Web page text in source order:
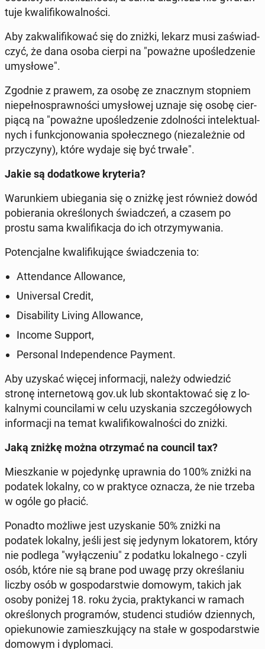
tu­je kwa­li­fi­ko­wal­no­ści.
Aby za­kwa­li­fi­ko­wać się do zniżki, lekarz musi za­świad­
czyć, że dana osoba cierpi na "poważne upo­śle­dze­nie
umy­sło­we".
Zgodnie z prawem, za osobę ze znacz­nym stop­niem
nie­peł­no­spraw­no­ści umy­sło­wej uznaje się osobę cier­
pią­cą na "poważne upo­śle­dze­nie zdol­no­ści in­te­lek­tu­al­
nych i funk­cjo­no­wa­nia spo­łecz­ne­go (nie­za­leż­nie od
przy­czy­ny), które wydaje się być trwałe".
Jakie są do­dat­ko­we kry­te­ria?
Wa­run­kiem ubie­ga­nia się o zniżkę jest również dowód
po­bie­ra­nia okre­ślo­nych świad­czeń, a czasem po
prostu sama kwa­li­fi­ka­cja do ich otrzy­my­wa­nia.
Po­ten­cjal­ne kwa­li­fi­ku­ją­ce świad­cze­nia to:
At­ten­dan­ce Al­lo­wan­ce,
Uni­ver­sal Credit,
Di­sa­bi­li­ty Living Al­lo­wan­ce,
Income Support,
Per­so­nal In­de­pen­den­ce Payment.
Aby uzyskać więcej in­for­ma­cji, należy od­wie­dzić
stronę in­ter­ne­to­wą gov.uk lub skon­tak­to­wać się z lo­
kal­ny­mi co­un­ci­la­mi w celu uzy­ska­nia szcze­gó­ło­wych
in­for­ma­cji na temat kwa­li­fi­ko­wal­no­ści do zniżki.
Jaką zniżkę można otrzy­mać na council tax?
Miesz­ka­nie w po­je­dyn­kę upraw­nia do 100% zniżki na
podatek lokalny, co w prak­ty­ce oznacza, że nie trzeba
w ogóle go płacić.
Ponadto możliwe jest uzy­ska­nie 50% zniżki na
podatek lokalny, jeśli jest się jedynym lo­ka­to­rem, który
nie podlega "wy­łą­cze­niu" z podatku lo­kal­ne­go - czyli
osób, które nie są brane pod uwagę przy okre­śla­niu
liczby osób w go­spo­dar­stwie domowym, takich jak
osoby poniżej 18. roku życia, prak­ty­kan­ci w ramach
okre­ślo­nych pro­gra­mów, stu­den­ci studiów dzien­nych,
opie­ku­no­wie za­miesz­ku­ją­cy na stałe w go­spo­dar­stwie
domowym i dy­plo­ma­ci.